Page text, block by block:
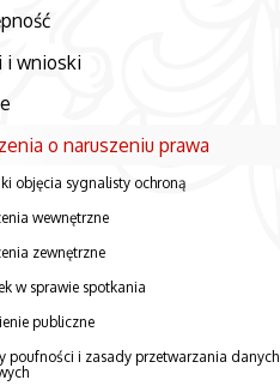
i wnioski
o naruszeniu prawa
objęcia sygnalisty ochroną
wewnętrzne
zewnętrzne
w sprawie spotkania
publiczne
poufności i zasady przetwarzania danych